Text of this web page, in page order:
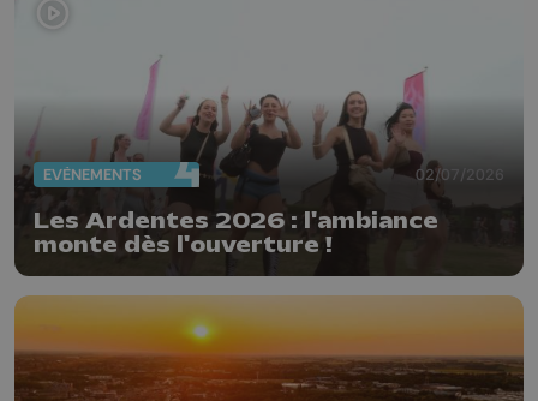
EVÈNEMENTS 02/07/2026
Les Ardentes 2026 : l'ambiance
monte dès l'ouverture !